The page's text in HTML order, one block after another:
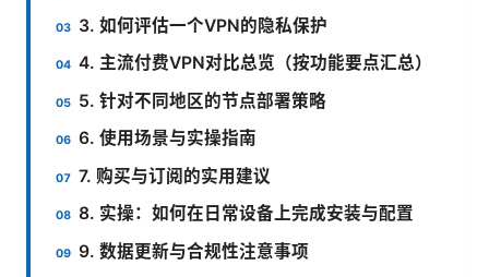
3. 如何评估一个VPN的隐私保护
4. 主流付费VPN对比总览（按功能要点汇总）
5. 针对不同地区的节点部署策略
6. 使用场景与实操指南
7. 购买与订阅的实用建议
8. 实操：如何在日常设备上完成安装与配置
9. 数据更新与合规性注意事项